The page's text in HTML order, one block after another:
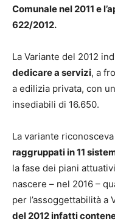
Comunale nel 2011 e
622/2012.
La Variante del 2012
dedicare a servizi, a
a edilizia privata, con
insediabili di 16.650.
La variante
raggruppati in 11
la fase dei piani
nascere – nel 2016 –
per l’assoggettabilità a
del 2012 infatti